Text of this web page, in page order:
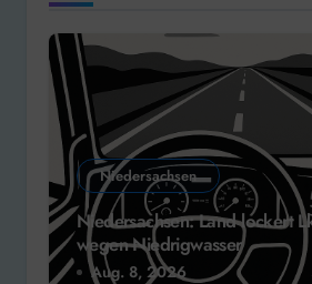
Niedersachsen
Niedersachsen: Land lockert
wegen Niedrigwasser
Aug. 8, 2026